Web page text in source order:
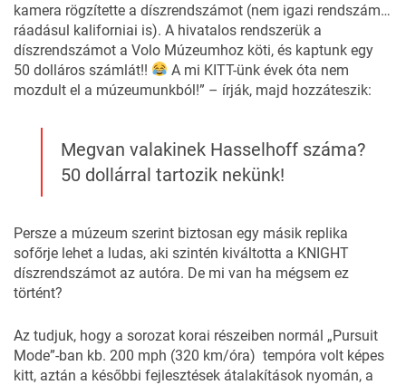
kamera rögzítette a díszrendszámot (nem igazi rendszám…
ráadásul kaliforniai is). A hivatalos rendszerük a
díszrendszámot a Volo Múzeumhoz köti, és kaptunk egy
50 dolláros számlát!!
A mi KITT-ünk évek óta nem
mozdult el a múzeumunkból!” – írják, majd hozzáteszik:
Megvan valakinek Hasselhoff száma?
50 dollárral tartozik nekünk!
Persze a múzeum szerint biztosan egy másik replika
sofőrje lehet a ludas, aki szintén kiváltotta a KNIGHT
díszrendszámot az autóra. De mi van ha mégsem ez
történt?
Az tudjuk, hogy a sorozat korai részeiben normál „Pursuit
Mode”-ban kb. 200 mph (320 km/óra) tempóra volt képes
kitt, aztán a későbbi fejlesztések átalakítások nyomán, a